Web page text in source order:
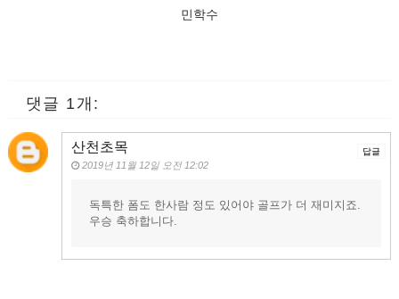
민학수
댓글 1개:
산천초목
2019년 11월 12일 오전 12:02
독특한 폼도 한사람 정도 있어야 골프가 더 재미지죠.
우승 축하합니다.
답글